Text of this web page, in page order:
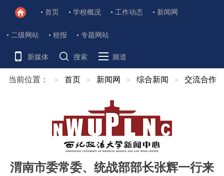
首页 学校概况 工作动态 新闻网
二级网站 校报 专题网站
新媒体 搜索 频道
当前位置： 首页 新闻网 综合新闻 交流合作
渭南市委常委、统战部部长张辉一行来